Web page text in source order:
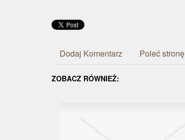
Dodaj Komentarz Poleć stronę
ZOBACZ RÓWNIEŻ: